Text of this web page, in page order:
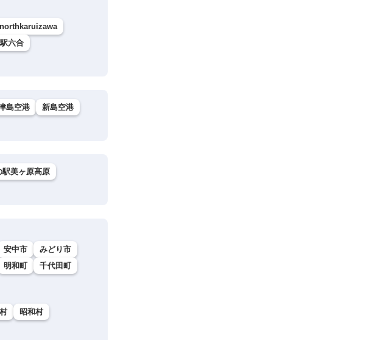
六合
島空港
新島空港
駅美ヶ原高原
安中市
みどり市
明和町
千代田町
昭和村